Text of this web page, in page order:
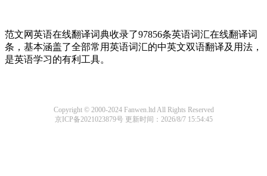
范文网英语在线翻译词典收录了97856条英语词汇在线翻译词
条，基本涵盖了全部常用英语词汇的中英文双语翻译及用法，
是英语学习的有利工具。
Copyright © 2000-2024 Fanwen.ltd All Rights Reserved
京ICP备2021023879号更新时间：2026/8/7 15:54:45